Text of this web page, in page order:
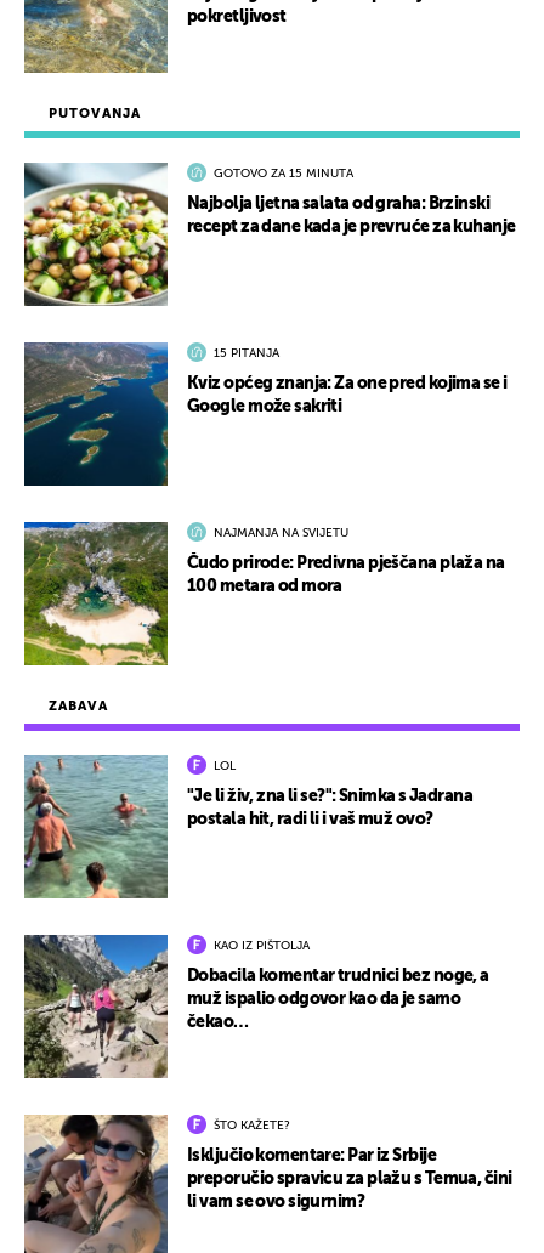
ZABAVA
LOL
"Je li živ, zna li se?": Snimka s Jadrana
postala hit, radi li i vaš muž ovo?
KAO IZ PIŠTOLJA
Dobacila komentar trudnici bez noge, a
muž ispalio odgovor kao da je samo
čekao…
ŠTO KAŽETE?
Isključio komentare: Par iz Srbije
preporučio spravicu za plažu s Temua, čini
li vam se ovo sigurnim?
PUTOVANJA
GOTOVO ZA 15 MINUTA
Najbolja ljetna salata od graha: Brzinski
recept za dane kada je prevruće za kuhanje
15 PITANJA
Kviz općeg znanja: Za one pred kojima se i
Google može sakriti
NAJMANJA NA SVIJETU
Čudo prirode: Predivna pješčana plaža na
100 metara od mora
pokretljivost